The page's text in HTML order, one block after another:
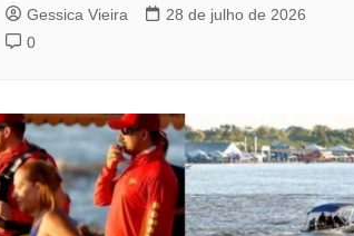
Gessica Vieira
28 de julho de 2026
0